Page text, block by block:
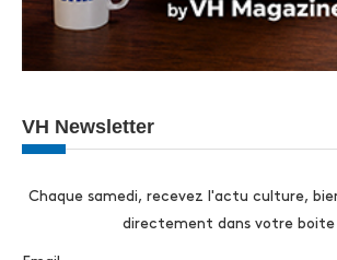
VH Newsletter
Chaque samedi, recevez l'actu culture,
directement dans votre boite